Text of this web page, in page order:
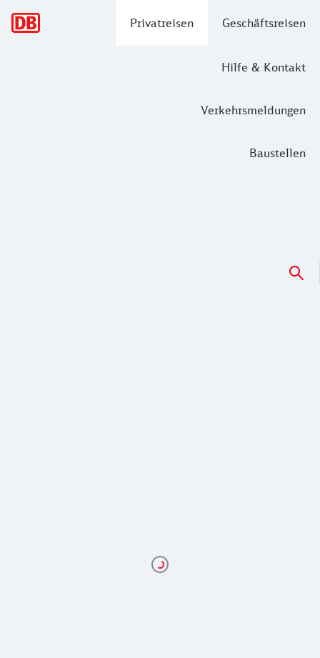
Privatreisen Geschäftsreisen
Hilfe & Kontakt
Verkehrsmeldungen
Baustellen